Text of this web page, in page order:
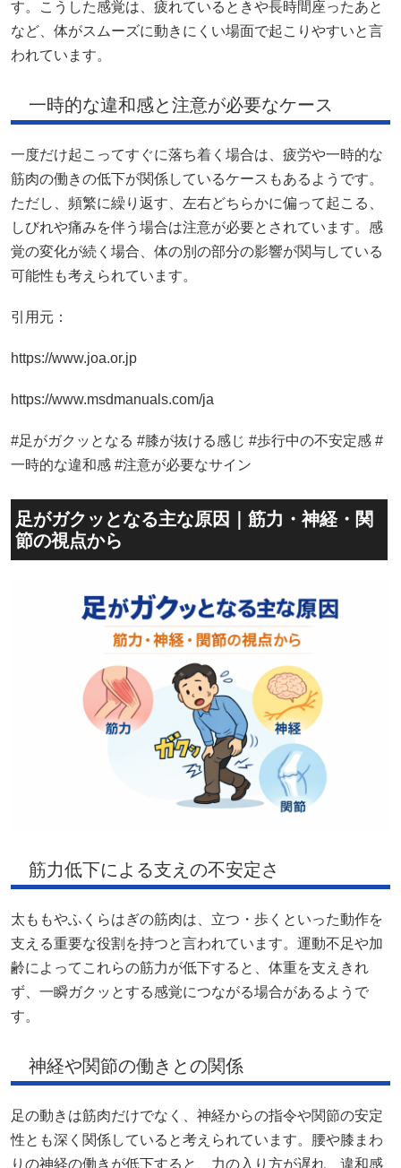
す。こうした感覚は、疲れているときや長時間座ったあと
など、体がスムーズに動きにくい場面で起こりやすいと言
われています。
一時的な違和感と注意が必要なケース
一度だけ起こってすぐに落ち着く場合は、疲労や一時的な
筋肉の働きの低下が関係しているケースもあるようです。
ただし、頻繁に繰り返す、左右どちらかに偏って起こる、
しびれや痛みを伴う場合は注意が必要とされています。感
覚の変化が続く場合、体の別の部分の影響が関与している
可能性も考えられています。
引用元：
https://www.joa.or.jp
https://www.msdmanuals.com/ja
#足がガクッとなる #膝が抜ける感じ #歩行中の不安定感 #
一時的な違和感 #注意が必要なサイン
足がガクッとなる主な原因｜筋力・神経・関
節の視点から
筋力低下による支えの不安定さ
太ももやふくらはぎの筋肉は、立つ・歩くといった動作を
支える重要な役割を持つと言われています。運動不足や加
齢によってこれらの筋力が低下すると、体重を支えきれ
ず、一瞬ガクッとする感覚につながる場合があるようで
す。
神経や関節の働きとの関係
足の動きは筋肉だけでなく、神経からの指令や関節の安定
性とも深く関係していると考えられています。腰や膝まわ
りの神経の働きが低下すると、力の入り方が遅れ、違和感